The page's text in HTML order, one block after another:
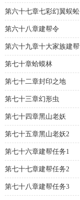
第六十七章七彩幻翼蜈蚣
第六十八章建帮令
第六十九章十大家族建帮
第七十章蛤蟆林
第七十二章封印之地
第七十三章幻形虫
第七十四章黑山老妖
第七十五章黑山老妖2
第七十六章建帮任务1
第七十七章建帮任务2
第七十八章建帮任务3